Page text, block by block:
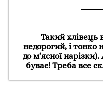
Такий хлівець
недорогий, і тонко
до м'ясної
буває! Треба все